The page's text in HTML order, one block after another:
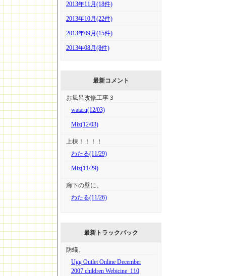
2013年11月(18件)
2013年10月(22件)
2013年09月(15件)
2013年08月(8件)
最新コメント
お風呂改修工事３
wataru(12/03)
Miz(12/03)
上棟！！！！
わたる(11/29)
Miz(11/29)
廊下の壁に。
わたる(11/26)
最新トラックバック
防蟻。
Ugg Outlet Online December
2007 children Webicine_110